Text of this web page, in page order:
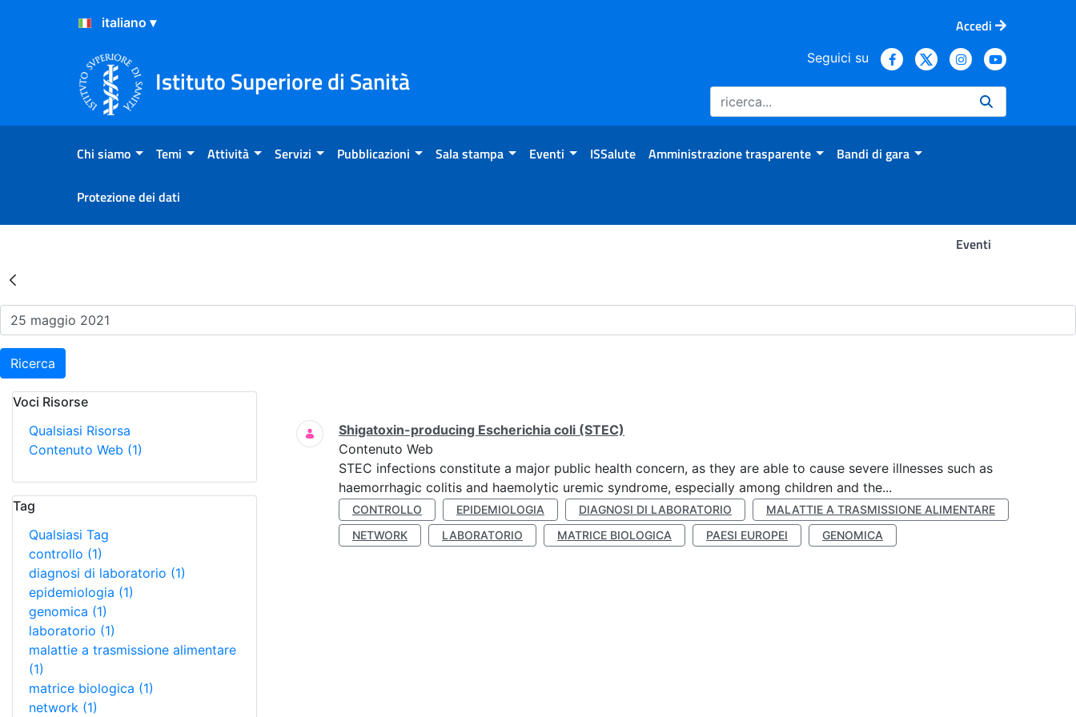
Salta al Contenuto
Salta al Footer
Accedi
Istituto Superiore di Sanità
Seguici su
Chi siamo Temi Attività Servizi Pubblicazioni Sala stampa Eventi ISSalute Amministrazione trasparente Bandi di gara
Protezione dei dati
Eventi
Risultati della Ricerca - Eventi
Ricerca
Voci Risorse
Qualsiasi Risorsa
Contenuto Web (1)
Tag
Qualsiasi Tag
controllo (1)
diagnosi di laboratorio (1)
epidemiologia (1)
genomica (1)
laboratorio (1)
malattie a trasmissione alimentare
(1)
matrice biologica (1)
network (1)
Ricerca
Shigatoxin-producing Escherichia coli (STEC)
Contenuto Web
STEC infections constitute a major public health concern, as they are able to cause severe illnesses such as
haemorrhagic colitis and haemolytic uremic syndrome, especially among children and the...
CONTROLLO EPIDEMIOLOGIA DIAGNOSI DI LABORATORIO
MALATTIE A TRASMISSIONE ALIMENTARE
NETWORK
LABORATORIO MATRICE BIOLOGICA PAESI EUROPEI GENOMICA